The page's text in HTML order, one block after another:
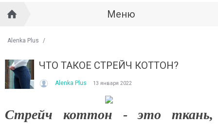
Меню
Alenka Plus /
ЧТО ТАКОЕ СТРЕЙЧ КОТТОН?
Alenka Plus 13 января 2022
Стрейч коттон - это ткань,